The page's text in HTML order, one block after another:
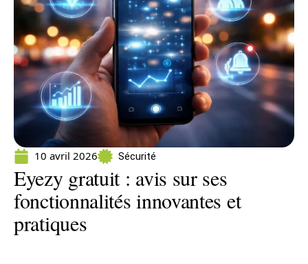
10 avril 2026 Sécurité
Eyezy gratuit : avis sur ses
fonctionnalités innovantes et
pratiques